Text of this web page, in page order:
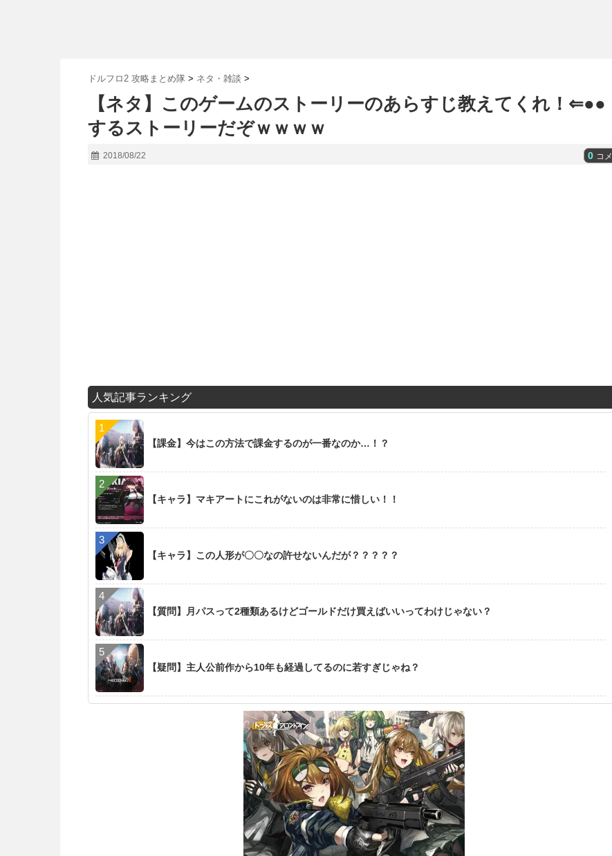
ドルフロ2 攻略まとめ隊 > ネタ・雑談 >
【ネタ】このゲームのストーリーのあらすじ教えてくれ！⇐●●
するストーリーだぞｗｗｗｗ
2018/08/22 0 コメ
人気記事ランキング
【課金】今はこの方法で課金するのが一番なのか…！？
【キャラ】マキアートにこれがないのは非常に惜しい！！
【キャラ】この人形が〇〇なの許せないんだが？？？？？
【質問】月パスって2種類あるけどゴールドだけ買えばいいってわけじゃない？
【疑問】主人公前作から10年も経過してるのに若すぎじゃね？